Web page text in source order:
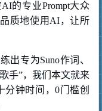
的专业Prompt大众
质地使用AI，让所
出专为Suno作词、
手”，我们本文就来
分钟时间，0门槛创